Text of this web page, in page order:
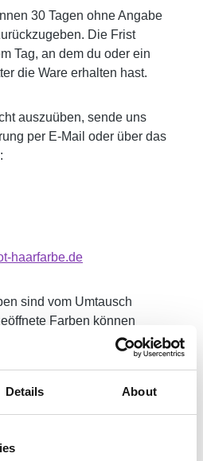
Details About
30 Tagen ohne Angabe
Die Frist
Tag, an dem du oder ein
die Ware erhalten hast.
auszuüben, sende uns
per E-Mail oder über das
haarfarbe.de
sind vom Umtausch
Farben können
Bitte sende das
an die oben genannte